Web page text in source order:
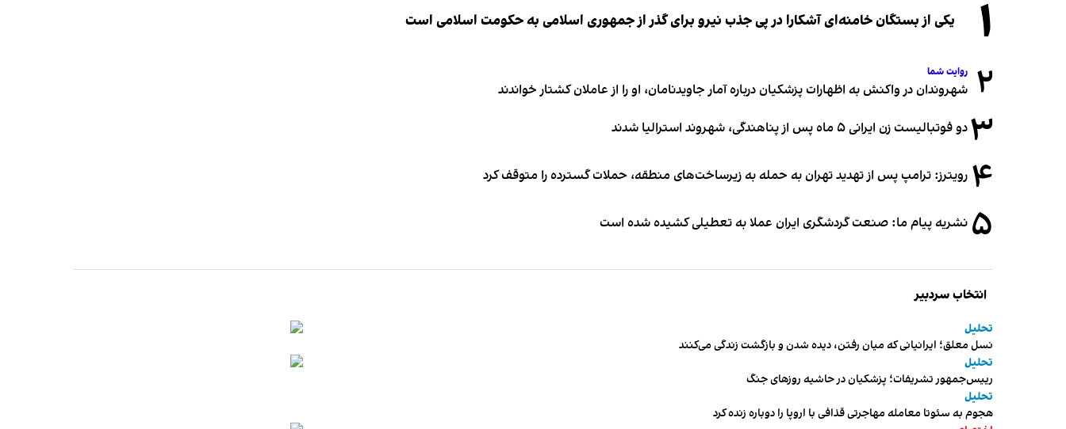
۱ یکی از بستگان خامنه‌ای آشکارا در پی جذب نیرو برای گذر از جمهوری اسلامی به حکومت اسلامی است
۲ روایت شما
شهروندان در واکنش به اظهارات پزشکیان درباره آمار جاویدنامان، او را از عاملان کشتار خواندند
۳دو فوتبالیست زن ایرانی ۵ ماه پس از پناهندگی، شهروند استرالیا شدند
۴ رویترز: ترامپ پس از تهدید تهران به حمله به زیرساخت‌های منطقه، حملات گسترده را متوقف کرد
۵ نشریه پیام ما: صنعت گردشگری ایران عملا به تعطیلی کشیده شده است
انتخاب سردبیر
تحلیل
نسل معلق؛ ایرانیانی که میان رفتن، دیده شدن و بازگشت زندگی می‌کنند
تحلیل
رییس‌جمهور تشریفات؛ پزشکیان در حاشیه روزهای جنگ
تحلیل
هجوم به سئوتا معامله مهاجرتی قذافی با اروپا را دوباره زنده کرد